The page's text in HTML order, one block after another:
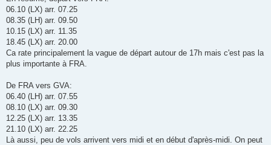
a
g
06.10 (LX) arr. 07.25
08.35 (LH) arr. 09.50
10.15 (LX) arr. 11.35
18.45 (LX) arr. 20.00
Ca rate principalement la vague de départ autour de 17h mais c'est pas la
plus importante à FRA.
De FRA vers GVA:
06.40 (LH) arr. 07.55
08.10 (LX) arr. 09.30
12.25 (LX) arr. 13.35
21.10 (LX) arr. 22.25
Là aussi, peu de vols arrivent vers midi et en début d'après-midi. On peut